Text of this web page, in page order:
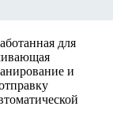
для
и